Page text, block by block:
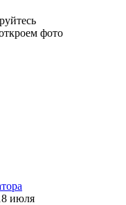
фото
июля